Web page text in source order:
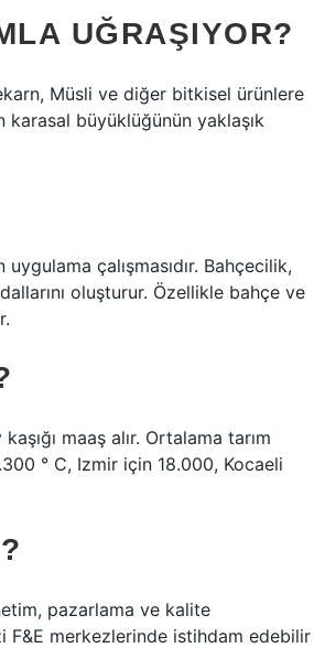
UĞRAŞIYOR?
Müsli ve diğer bitkisel ürünlere
karasal büyüklüğünün yaklaşık
çalışmasıdır. Bahçecilik,
oluşturur. Özellikle bahçe ve
maaş alır. Ortalama tarım
° C, Izmir için 18.000, Kocaeli
pazarlama ve kalite
F&E merkezlerinde istihdam edebilir